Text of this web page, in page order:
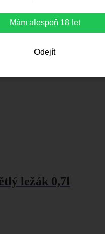
ležák 0,7l
Mám alespoň 18 let
Odejít